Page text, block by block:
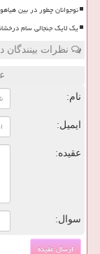
نوجوانان چطور در بین
یک لایک جنجالی سام
نظرات
نام:
ایمیل:
عقیده:
سوال: